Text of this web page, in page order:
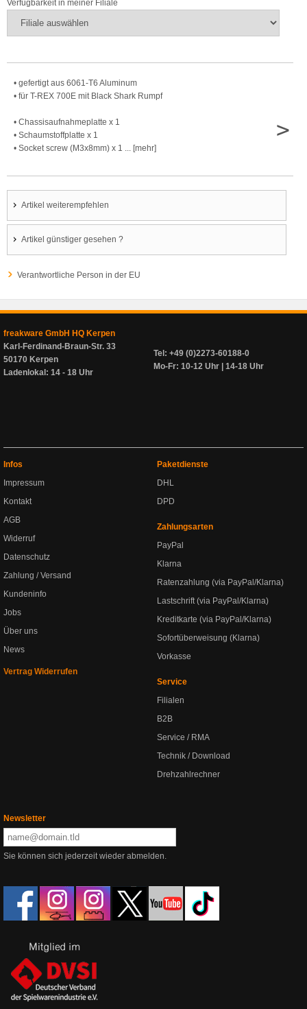
Verfügbarkeit in meiner Filiale
• gefertigt aus 6061-T6 Aluminum
• für T-REX 700E mit Black Shark Rumpf
• Chassisaufnahmeplatte x 1
• Schaumstoffplatte x 1
• Socket screw (M3x8mm) x 1 ... [mehr]
>
Artikel weiterempfehlen
Artikel günstiger gesehen ?
Verantwortliche Person in der EU
freakware GmbH HQ Kerpen
Karl-Ferdinand-Braun-Str. 33
50170 Kerpen
Ladenlokal: 14 - 18 Uhr
Tel: +49 (0)2273-60188-0
Mo-Fr: 10-12 Uhr | 14-18 Uhr
Infos
Impressum
Kontakt
AGB
Widerruf
Datenschutz
Zahlung / Versand
Kundeninfo
Jobs
Über uns
News
Vertrag Widerrufen
Paketdienste
DHL
DPD
Zahlungsarten
PayPal
Klarna
Ratenzahlung (via PayPal/Klarna)
Lastschrift (via PayPal/Klarna)
Kreditkarte (via PayPal/Klarna)
Sofortüberweisung (Klarna)
Vorkasse
Service
Filialen
B2B
Service / RMA
Technik / Download
Drehzahlrechner
Newsletter
Sie können sich jederzeit wieder abmelden.